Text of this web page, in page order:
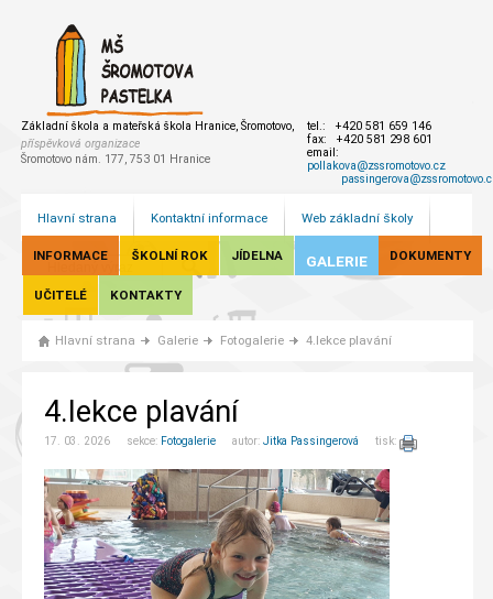
Základní škola a mateřská škola Hranice, Šromotovo,
příspěvková organizace
Šromotovo nám. 177, 753 01 Hranice
tel.: +420 581 659 146
fax: +420 581 298 601
email:
pollakova@zssromotovo.cz
Hlavní strana Kontaktní informace Web základní školy
INFORMACE ŠKOLNÍ ROK JÍDELNA GALERIE DOKUMENTY
UČITELÉ KONTAKTY
Hlavní strana Galerie Fotogalerie 4.lekce plavání
4.lekce plavání
17. 03. 2026 sekce: Fotogalerie autor: Jitka Passingerová tisk: